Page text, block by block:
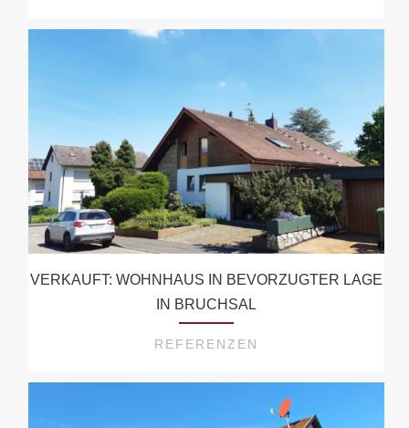
VERKAUFT: WOHNHAUS IN BEVORZUGTER LAGE
IN BRUCHSAL
REFERENZEN